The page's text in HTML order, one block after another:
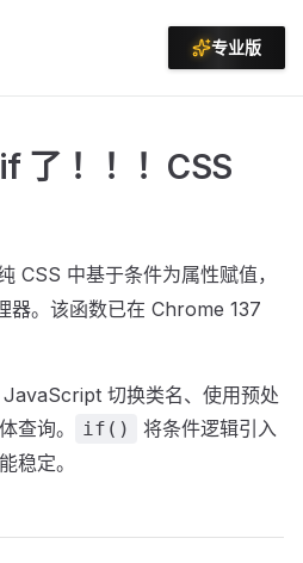
专业版
了 ！！！CSS
CSS 中基于条件为属性赋值，
。该函数已在 Chrome 137
切换类名、使用预处
查询。
if()
将条件逻辑引入
稳定。